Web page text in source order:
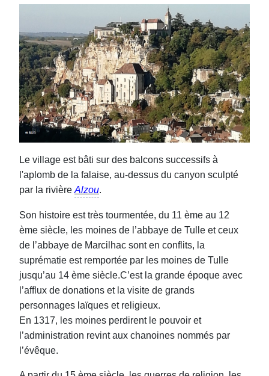
Le village est bâti sur des balcons successifs à
l'aplomb de la falaise, au-dessus du canyon sculpté
par la rivière Alzou.
Son histoire est très tourmentée, du 11 ème au 12
ème siècle, les moines de l’abbaye de Tulle et ceux
de l’abbaye de Marcilhac sont en conflits, la
suprématie est remportée par les moines de Tulle
jusqu’au 14 ème siècle.C’est la grande époque avec
l’afflux de donations et la visite de grands
personnages laïques et religieux.
En 1317, les moines perdirent le pouvoir et
l’administration revint aux chanoines nommés par
l’évêque.